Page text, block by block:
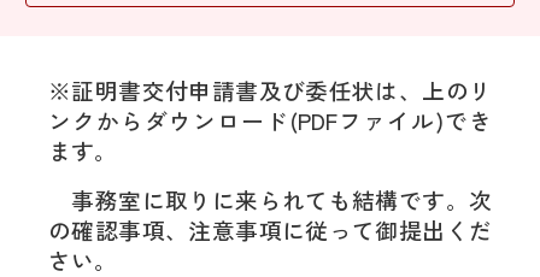
※証明書交付申請書及び委任状は、上のリ
ンクからダウンロード(PDFファイル)でき
ます。
事務室に取りに来られても結構です。次
の確認事項、注意事項に従って御提出くだ
さい。